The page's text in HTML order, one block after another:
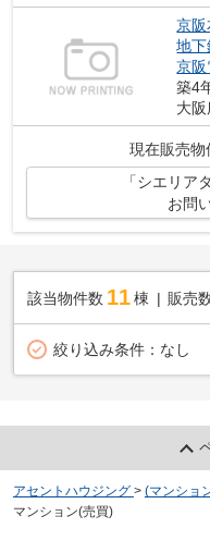
京阪
地下
京阪
築4
大阪
現在販売物
「シエリア
お問
該当物件数 11棟 販売
絞り込み条件： なし
アセントハウジング > (マンショ
マンション(売買)